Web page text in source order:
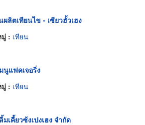
ผลิตเทียนไข - เซียวฮั้วเฮง
: เทียน
นูแฟคเจอริ่ง
: เทียน
เคี้ยวซ้งเปงเฮง จำกัด